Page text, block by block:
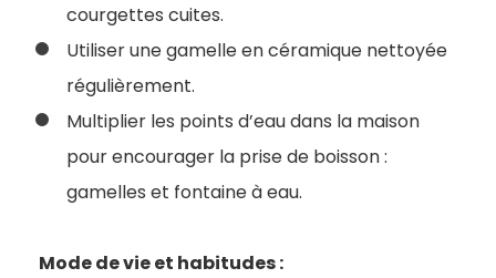
courgettes cuites.
Utiliser une gamelle en céramique nettoyée
régulièrement.
Multiplier les points d’eau dans la maison
pour encourager la prise de boisson :
gamelles et fontaine à eau.
Mode de vie et habitudes :